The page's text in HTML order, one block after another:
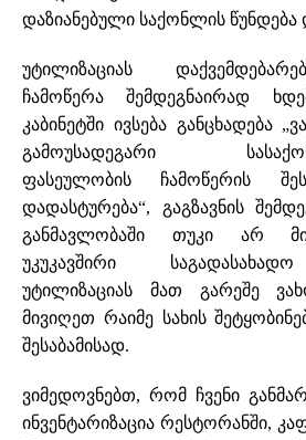
დაზიანებული საქონლის წუნდება
უტილიზაციას
ჩამოწერა შემდეგნაირად
კაბინეტში ივსება განცხადება
გამოუსადეგარი
ფასეულობის ჩამოწერის
დადასტურება“, გაგზავნის
განმავლობაში თუკი არ
უკუკავშირი
უტილიზაციას მათ გარეშე
მივიღეთ რაიმე სახის
შესაბამისად.
ვიმედოვნებთ, რომ ჩვენი
ინვენტარიზაცია რესტორანში,